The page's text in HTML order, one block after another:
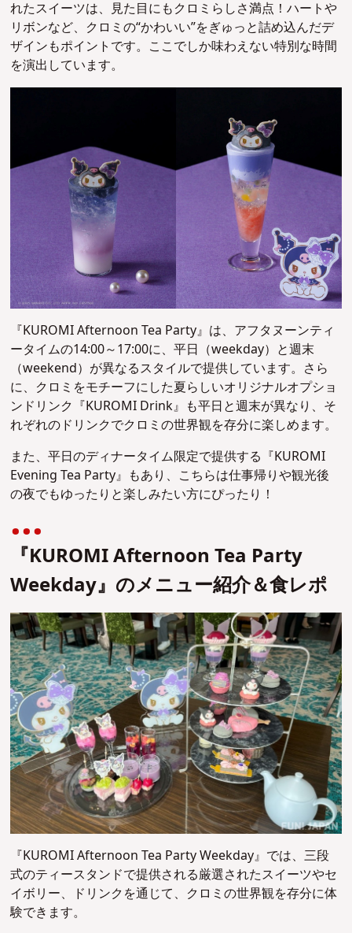
れたスイーツは、見た目にもクロミらしさ満点！ハートや
リボンなど、クロミの“かわいい”をぎゅっと詰め込んだデ
ザインもポイントです。ここでしか味わえない特別な時間
を演出しています。
『KUROMI Afternoon Tea Party』は、アフタヌーンティ
ータイムの14:00～17:00に、平日（weekday）と週末
（weekend）が異なるスタイルで提供しています。さら
に、クロミをモチーフにした夏らしいオリジナルオプショ
ンドリンク『KUROMI Drink』も平日と週末が異なり、そ
れぞれのドリンクでクロミの世界観を存分に楽しめます。
また、平日のディナータイム限定で提供する『KUROMI
Evening Tea Party』もあり、こちらは仕事帰りや観光後
の夜でもゆったりと楽しみたい方にぴったり！
『KUROMI Afternoon Tea Party
Weekday』のメニュー紹介＆食レポ
『KUROMI Afternoon Tea Party Weekday』では、三段
式のティースタンドで提供される厳選されたスイーツやセ
イボリー、ドリンクを通じて、クロミの世界観を存分に体
験できます。